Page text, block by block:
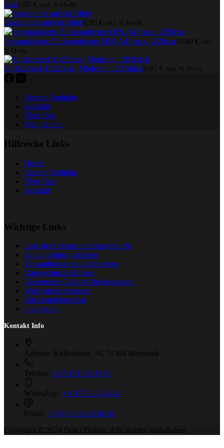
rosa 3,95 € inkl. % MwSt.
Junge kniet auf der Bibel6,95 € inkl. % MwSt.
Personalisierte Zuckeraufleger DIN A4 | max. ∅20cm 10,00 €
inkl.
% MwSt.
Spritzbeutel 41x21cm | Modecor – 20 Stück9,95 € inkl. % MwSt.
Unsere Produkte
Kontakt
Über Uns
Mein Konto
Hilfreiche Links
Home
Unsere Produkte
Über Uns
Kontakt
Wichtige Links
Liste der Lebensmittelzusatzstoffe
Zahlungsinformationen
Versandkosten & Lieferzeiten
Datenschutzerklärung
Allgemeine Geschäftsbedingungen
Widerrufsbeleherung
Rücksendeformular
Impressum
Kontakt Info
Adresse: Kalkofenstr. 16, 71384 Weinstadt
Telefon: +497151 9841740
WhatsApp: +491573 2208444
Email: info@dolci-delizie.de
Copyright © 2024 Dolci Delizie. Alle Rechte vorbehalten.